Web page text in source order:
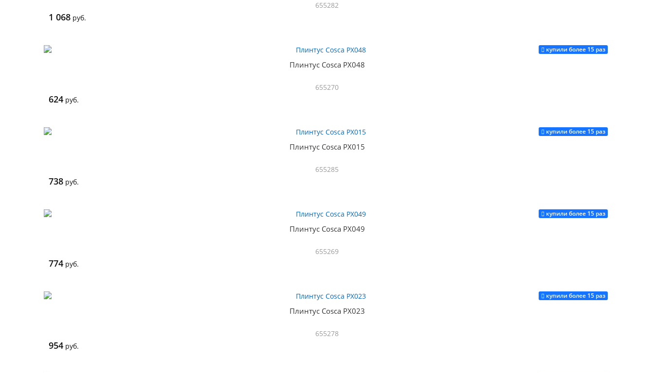
655282
1 068 руб.
Купить
купили более 15 раз
Плинтус Cosca PX048
655270
624 руб.
Купить
купили более 15 раз
Плинтус Cosca PX015
655285
738 руб.
Купить
купили более 15 раз
Плинтус Cosca PX049
655269
774 руб.
Купить
купили более 15 раз
Плинтус Cosca PX023
655278
954 руб.